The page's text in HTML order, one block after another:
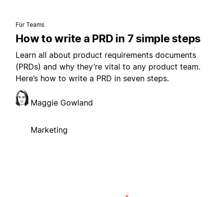
Für Teams
How to write a PRD in 7 simple steps
Learn all about product requirements documents
(PRDs) and why they’re vital to any product team.
Here’s how to write a PRD in seven steps.
Maggie Gowland
Marketing